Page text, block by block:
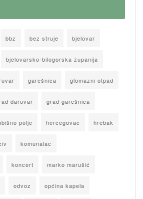
bbz bez struje bjelovar
bjelovarsko-bilogorska županija
garešnica glomazni otpad
daruvar grad garešnica
polje hercegovac hrebak
komunalac
koncert marko marušić
odvoz općina kapela